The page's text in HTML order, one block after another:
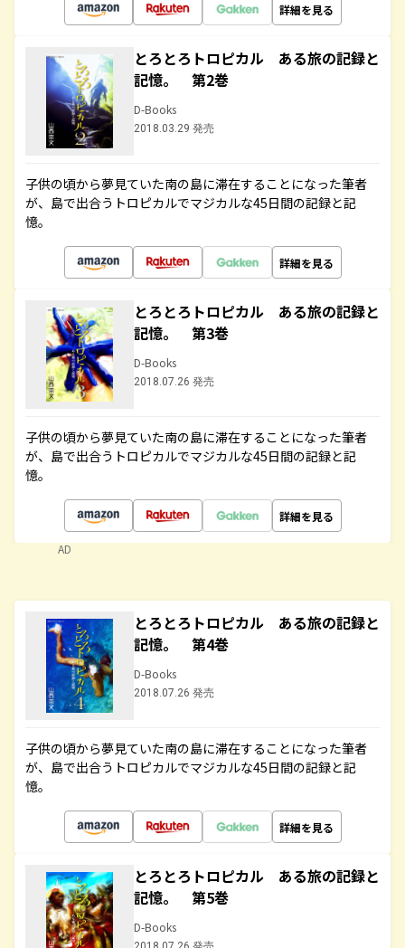
詳細を見る
とろとろトロピカル ある旅の記録と
記憶。 第2巻
D-Books
2018.03.29 発売
子供の頃から夢見ていた南の島に滞在することになった筆者
が、島で出合うトロピカルでマジカルな45日間の記録と記
憶。
詳細を見る
とろとろトロピカル ある旅の記録と
記憶。 第3巻
D-Books
2018.07.26 発売
子供の頃から夢見ていた南の島に滞在することになった筆者
が、島で出合うトロピカルでマジカルな45日間の記録と記
憶。
詳細を見る
AD
とろとろトロピカル ある旅の記録と
記憶。 第4巻
D-Books
2018.07.26 発売
子供の頃から夢見ていた南の島に滞在することになった筆者
が、島で出合うトロピカルでマジカルな45日間の記録と記
憶。
詳細を見る
とろとろトロピカル ある旅の記録と
記憶。 第5巻
D-Books